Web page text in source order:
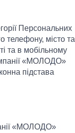
Персональних
телефону, місто та
та в мобільному
«МОЛОДО»
підстава
«МОЛОДО»